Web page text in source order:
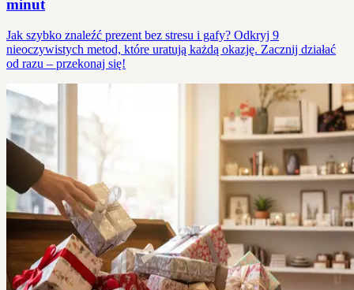
minut
Jak szybko znaleźć prezent bez stresu i gafy? Odkryj 9
nieoczywistych metod, które uratują każdą okazję. Zacznij działać
od razu – przekonaj się!